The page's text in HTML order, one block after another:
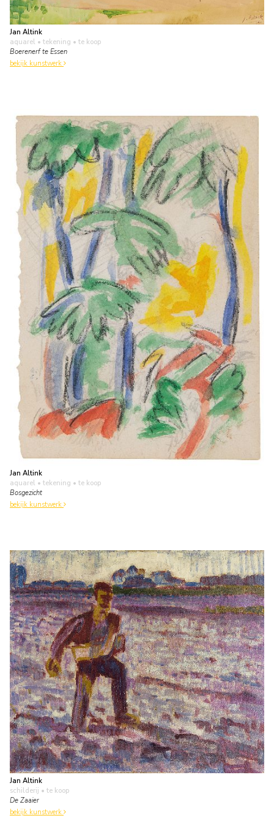
Jan Altink
aquarel • tekening • te koop
Boerenerf te Essen
bekijk kunstwerk
Jan Altink
aquarel • tekening • te koop
Bosgezicht
bekijk kunstwerk
Jan Altink
schilderij • te koop
De Zaaier
bekijk kunstwerk